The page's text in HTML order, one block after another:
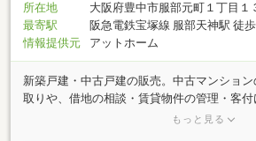
所在地
大阪府豊中市服部元町１丁目１
最寄駅
阪急電鉄宝塚線 服部天神駅 徒
情報提供元
アットホーム
新築戸建・中古戸建の販売。中古マンショ
取りや、借地の相談・賃貸物件の管理・客
般で営業しています。不動産でお困りになっ
もっと見る